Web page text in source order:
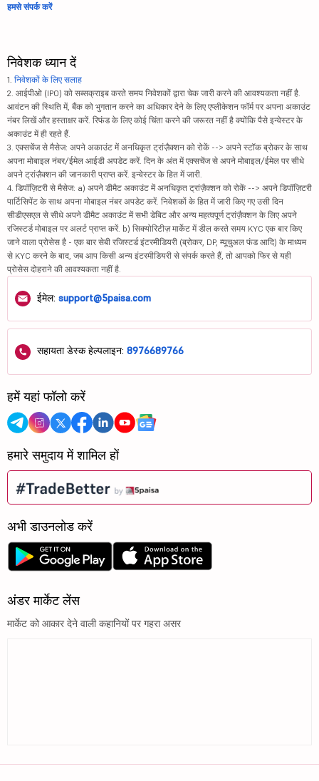
हमसे संपर्क करें
निवेशक ध्यान दें
1. निवेशकों के लिए सलाह
2. आईपीओ (IPO) को सब्सक्राइब करते समय निवेशकों द्वारा चेक जारी करने की आवश्यकता नहीं है.
आवंटन की स्थिति में, बैंक को भुगतान करने का अधिकार देने के लिए एप्लीकेशन फॉर्म पर अपना अकाउंट
नंबर लिखें और हस्ताक्षर करें. रिफंड के लिए कोई चिंता करने की जरूरत नहीं है क्योंकि पैसे इन्वेस्टर के
अकाउंट में ही रहते हैं.
3. एक्सचेंज से मैसेज: अपने अकाउंट में अनधिकृत ट्रांज़ैक्शन को रोकें --> अपने स्टॉक ब्रोकर के साथ
अपना मोबाइल नंबर/ईमेल आईडी अपडेट करें. दिन के अंत में एक्सचेंज से अपने मोबाइल/ईमेल पर सीधे
अपने ट्रांज़ैक्शन की जानकारी प्राप्त करें. इन्वेस्टर के हित में जारी.
4. डिपॉज़िटरी से मैसेज: a) अपने डीमैट अकाउंट में अनधिकृत ट्रांज़ैक्शन को रोकें --> अपने डिपॉज़िटरी
पार्टिसिपेंट के साथ अपना मोबाइल नंबर अपडेट करें. निवेशकों के हित में जारी किए गए उसी दिन
सीडीएसएल से सीधे अपने डीमैट अकाउंट में सभी डेबिट और अन्य महत्वपूर्ण ट्रांज़ैक्शन के लिए अपने
रजिस्टर्ड मोबाइल पर अलर्ट प्राप्त करें. b) सिक्योरिटीज़ मार्केट में डील करते समय KYC एक बार किए
जाने वाला प्रोसेस है - एक बार सेबी रजिस्टर्ड इंटरमीडियरी (ब्रोकर, DP, म्यूचुअल फंड आदि) के माध्यम
से KYC करने के बाद, जब आप किसी अन्य इंटरमीडियरी से संपर्क करते हैं, तो आपको फिर से यही
प्रोसेस दोहराने की आवश्यकता नहीं है.
ईमेल: support@5paisa.com
सहायता डेस्क हेल्पलाइन: 8976689766
हमें यहां फॉलो करें
हमारे समुदाय में शामिल हों
अभी डाउनलोड करें
अंडर मार्केट लेंस
मार्केट को आकार देने वाली कहानियों पर गहरा असर